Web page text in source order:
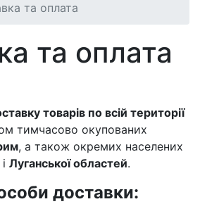
та оплата
та оплата
товарів по всій території
тимчасово окупованих
, а також окремих населених
і Луганської областей.
доставки: